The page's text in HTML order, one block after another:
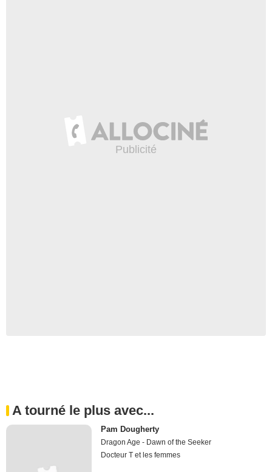
A tourné le plus avec...
Pam Dougherty
Dragon Age - Dawn of the Seeker
Docteur T et les femmes